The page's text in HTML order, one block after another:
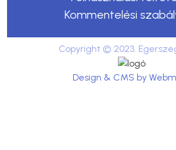
Kommentelési
Copyright © 2023.
Design & CMS by